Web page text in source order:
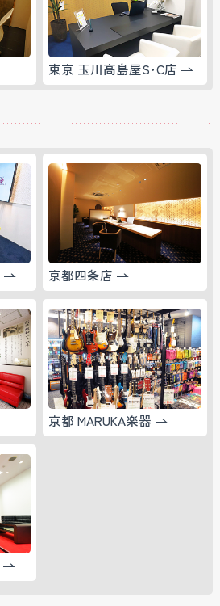
東京 玉川高島屋S･C店
京都四条店
京都 MARUKA楽器